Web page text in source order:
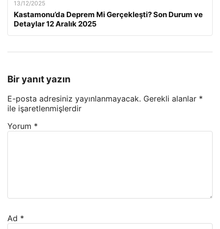
13/12/2025
Kastamonu’da Deprem Mi Gerçekleşti? Son Durum ve
Detaylar 12 Aralık 2025
Bir yanıt yazın
E-posta adresiniz yayınlanmayacak. Gerekli alanlar *
ile işaretlenmişlerdir
Yorum *
Ad *